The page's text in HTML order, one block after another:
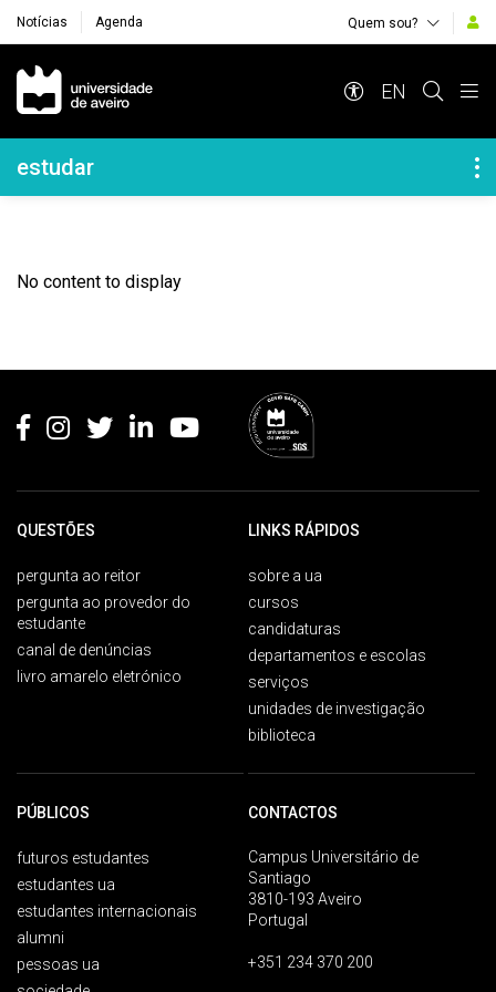
Notícias Agenda Quem sou?
Navegação Principal
EN
Navegação Lateral
estudar
No content to display
QUESTÕES
pergunta ao reitor
pergunta ao provedor do
estudante
canal de denúncias
livro amarelo eletrónico
LINKS RÁPIDOS
sobre a ua
cursos
candidaturas
departamentos e escolas
serviços
unidades de investigação
biblioteca
PÚBLICOS
futuros estudantes
estudantes ua
estudantes internacionais
alumni
pessoas ua
CONTACTOS
Campus Universitário de
Santiago
3810-193 Aveiro
Portugal
+351 234 370 200